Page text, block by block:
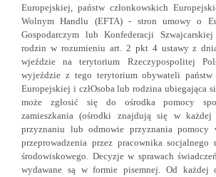
Europejskiej, państw członkowskich
Wolnym Handlu (EFTA) - stron umowy o
Gospodarczym lub Konfederacji
rodzin w rozumieniu art. 2 pkt 4 ustawy z
wjeździe na terytorium Rzeczypospolitej
wyjeździe z tego terytorium obywateli państw
Europejskiej i człOsoba lub rodzina ubiegająca
może zgłosić się do ośrodka pomocy
zamieszkania (ośrodki znajdują się w
przyznaniu lub odmowie przyznania pomocy
przeprowadzenia przez pracownika socjalnego
środowiskowego. Decyzje w sprawach
wydawane są w formie pisemnej. Od każdej